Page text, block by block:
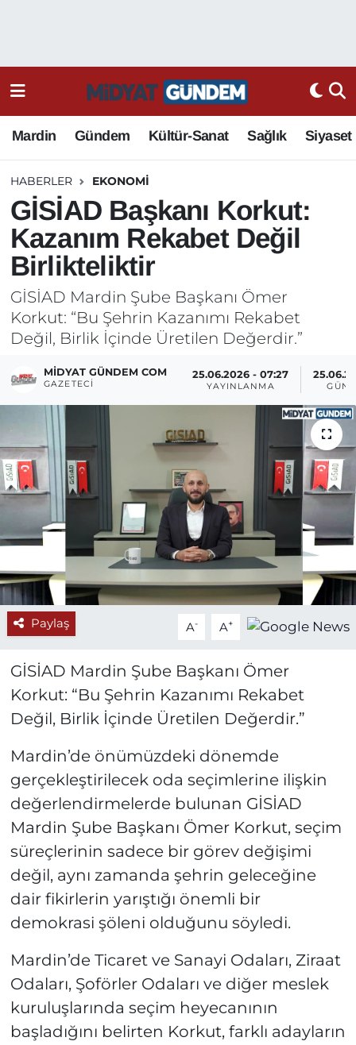
Mardin Gündem Kültür-Sanat Sağlık Siyaset
HABERLER EKONOMI
GİSİAD Başkanı Korkut:
Kazanım Rekabet Değil
Birlikteliktir
GİSİAD Mardin Şube Başkanı Ömer
Korkut: “Bu Şehrin Kazanımı Rekabet
Değil, Birlik İçinde Üretilen Değerdir.”
MIDYAT GÜNDEM COM
GAZETECI
25.06.2026 - 07:27
YAYINLANMA
Paylaş A- A+
GİSİAD Mardin Şube Başkanı Ömer
Korkut: “Bu Şehrin Kazanımı Rekabet
Değil, Birlik İçinde Üretilen Değerdir.”
Mardin’de önümüzdeki dönemde
gerçekleştirilecek oda seçimlerine ilişkin
değerlendirmelerde bulunan GİSİAD
Mardin Şube Başkanı Ömer Korkut, seçim
süreçlerinin sadece bir görev değişimi
değil, aynı zamanda şehrin geleceğine
dair fikirlerin yarıştığı önemli bir
demokrasi şöleni olduğunu söyledi.
Mardin’de Ticaret ve Sanayi Odaları, Ziraat
Odaları, Şoförler Odaları ve diğer meslek
kuruluşlarında seçim heyecanının
başladığını belirten Korkut, farklı adayların